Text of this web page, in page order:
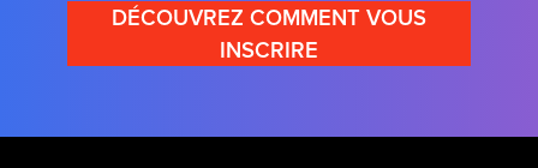
DÉCOUVREZ COMMENT VOUS
INSCRIRE